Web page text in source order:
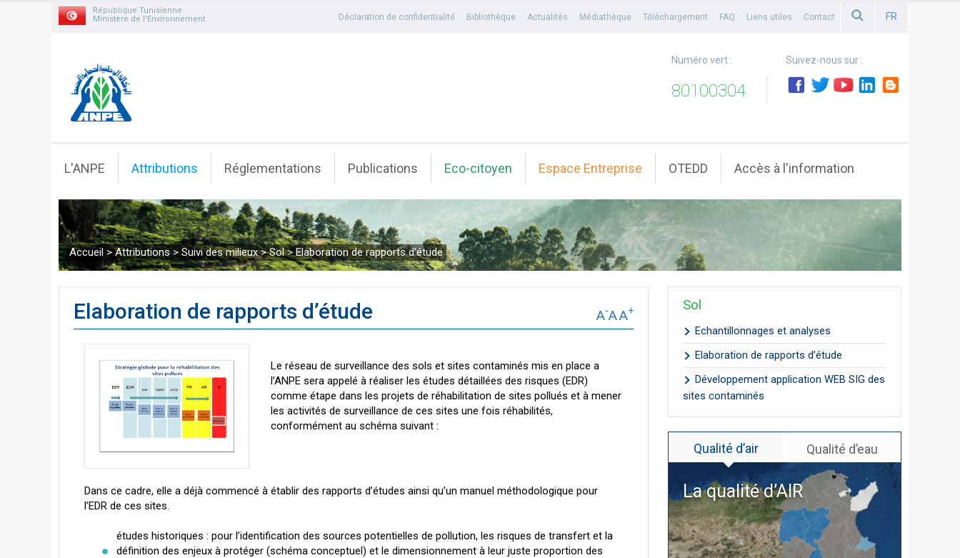
République Tunisienne
Ministère de l'Environnement
Déclaration de confidentialité Bibliothèque Actualités Médiathèque Téléchargement FAQ Liens utiles Contact FR
Numéro vert :
80100304
Suivez-nous sur :
L'ANPE Attributions Réglementations Publications Eco-citoyen Espace Entreprise OTEDD Accès à l'information
Accueil >Attributions> Suivi des milieux>Sol> Elaboration de rapports d’étude
A-AA+
Elaboration de rapports d’étude
Le réseau de surveillance des sols et sites contaminés mis en place a
l’ANPE sera appelé à réaliser les études détaillées des risques (EDR)
comme étape dans les projets de réhabilitation de sites pollués et à mener
les activités de surveillance de ces sites une fois réhabilités,
conformément au schéma suivant :
Dans ce cadre, elle a déjà commencé à établir des rapports d’études ainsi qu’un manuel méthodologique pour
l’EDR de ces sites.
études historiques : pour l’identification des sources potentielles de pollution, les risques de transfert et la
définition des enjeux à protéger (schéma conceptuel) et le dimensionnement à leur juste proportion des
Sol
Echantillonnages et analyses
Elaboration de rapports d’étude
Développement application WEB SIG des
sites contaminés
Qualité d’air Qualité d’eau
La qualité d’AIR